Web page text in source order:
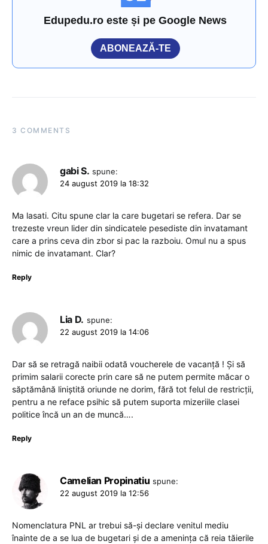
Edupedu.ro este și pe Google News
ABONEAZĂ-TE
3 COMMENTS
gabi S. spune:
24 august 2019 la 18:32
Ma lasati. Citu spune clar la care bugetari se refera. Dar se
trezeste vreun lider din sindicatele pesediste din invatamant
care a prins ceva din zbor si pac la razboiu. Omul nu a spus
nimic de invatamant. Clar?
Reply
Lia D. spune:
22 august 2019 la 14:06
Dar să se retragă naibii odată voucherele de vacanță ! Și să
primim salarii corecte prin care să ne putem permite măcar o
săptămână liniștită oriunde ne dorim, fără tot felul de restricții,
pentru a ne reface psihic să putem suporta mizeriile clasei
politice încă un an de muncă….
Reply
Camelian Propinatiu spune:
22 august 2019 la 12:56
Nomenclatura PNL ar trebui să-şi declare venitul mediu
înainte de a se lua de bugetari şi de a ameninţa că reia tăierile